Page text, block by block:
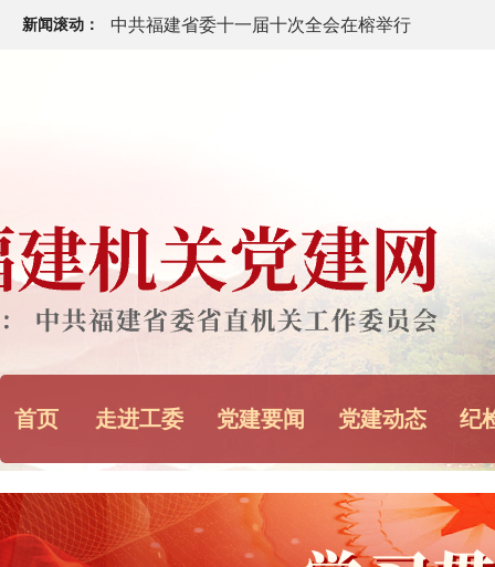
新闻滚动：
闯出融合新路 书写创新答卷——福建以创新驱动
中央宣传部、中央军委政治工作部：12名“最美新
代革命军人”发布
中央军委主席习近平签署通令 给1名个人记功
《求是》杂志发表习近平总书记重要文章《加快
健康中国》
习近平在中共中央政治局第二十七次集体学习时
首页 走进工委 党建要闻 党建动态 纪